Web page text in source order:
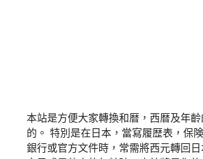
本站是方便大家轉換和暦，西暦及年
的。 特別是在日本，當寫履歴表，保
銀行或官方文件時，常需將西元轉回